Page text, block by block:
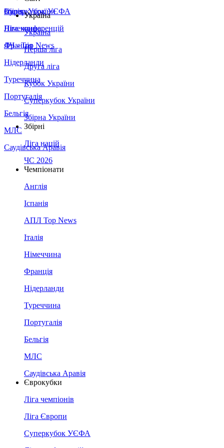
Збірна України
Італія
Німеччина
Франція
Нідерланди
Туреччина
Португалія
Бельгія
МЛС
Саудівська Аравія
Суперкубок УЄФА
Ліга конференцій
ЛЧ - Top News
Україна
Україна
Перша ліга
Друга ліга
Кубок України
Суперкубок України
Збірна України
Збірні
Ліга націй
ЧС 2026
Чемпіонати
Англія
Іспанія
АПЛ Top News
Італія
Німеччина
Франція
Нідерланди
Туреччина
Португалія
Бельгія
МЛС
Саудівська Аравія
Єврокубки
Ліга чемпіонів
Ліга Європи
Суперкубок УЄФА